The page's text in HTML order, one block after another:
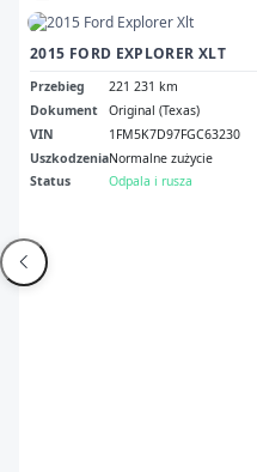
2015 FORD EXPLORER XLT
Przebieg
221 231 km
Dokument
Original (Texas)
VIN
1FM5K7D97FGC63230
UszkodzeniaNormalne zużycie
Status
Odpala i rusza